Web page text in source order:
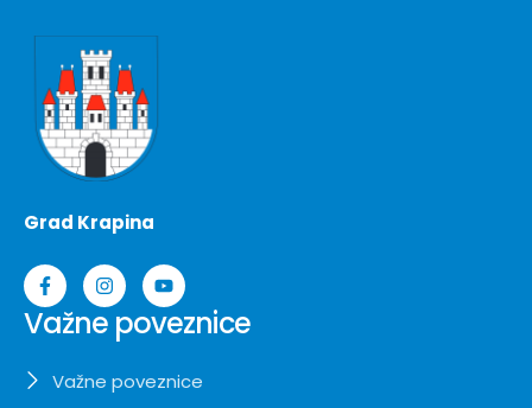
Grad Krapina
Važne poveznice
Važne poveznice